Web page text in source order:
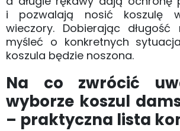
i pozwalają nosić koszulę w
wieczory. Dobierając
myśleć o konkretnych
koszula będzie noszona.
Na co zwrócić
wyborze koszul
– praktyczna lista